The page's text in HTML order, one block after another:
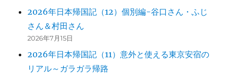
2026年日本帰国記（12）個別編-谷口さん・ふじ
さん＆村田さん
2026年7月15日
2026年日本帰国記（11）意外と使える東京安宿の
リアル～ガラガラ帰路